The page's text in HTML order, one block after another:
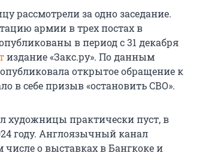
рассмотрели за одно заседание.
армии в трех постах в
в период с 31 декабря
издание «Закс.ру». По данным
открытое обращение к
в себе призыв «остановить СВО».
художницы практически пуст, в
году. Англоязычный канал
о выставках в Бангкоке и